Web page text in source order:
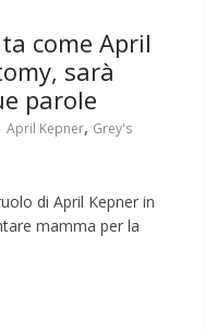
come April
sarà
parole
April Kepner, Grey's
di April Kepner in
mamma per la